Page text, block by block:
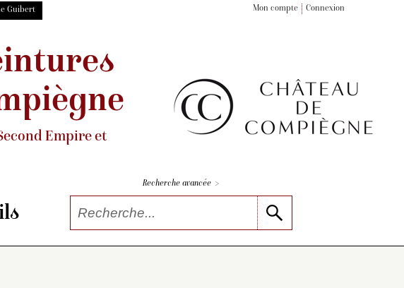
Guibert Mon compte Connexion
Empire et
Recherche avancée >